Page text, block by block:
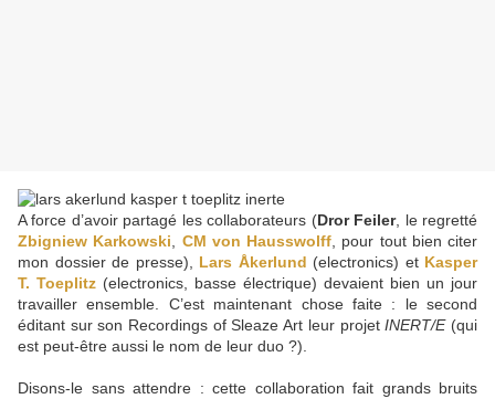
A force d’avoir partagé les collaborateurs (Dror Feiler, le regretté
Zbigniew Karkowski
CM von Hausswolff , pour tout bien citer
mon dossier de presse), Lars Åkerlund (electronics) et Kasper
T. Toeplitz (electronics, basse électrique) devaient bien un jour
travailler ensemble. C’est maintenant chose faite : le second
éditant sur son Recordings of Sleaze Art leur projetINERT/E(qui
est peut-être aussi le nom de leur duo ?).
Disons-le sans attendre : cette collaboration fait grands bruits